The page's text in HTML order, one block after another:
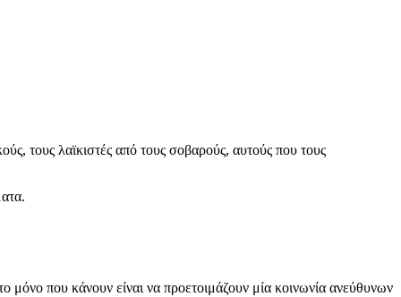
τους λαϊκιστές από τους σοβαρούς, αυτούς που τους
που κάνουν είναι να προετοιμάζουν μία κοινωνία ανεύθυνων